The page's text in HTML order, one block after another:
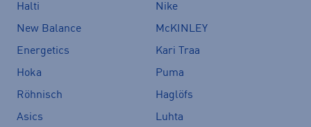
Halti
Nike
New Balance
McKINLEY
Energetics
Kari Traa
Hoka
Puma
Röhnisch
Haglöfs
Asics
Luhta